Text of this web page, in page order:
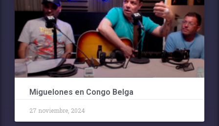
Miguelones en Congo Belga
27 noviembre, 2024